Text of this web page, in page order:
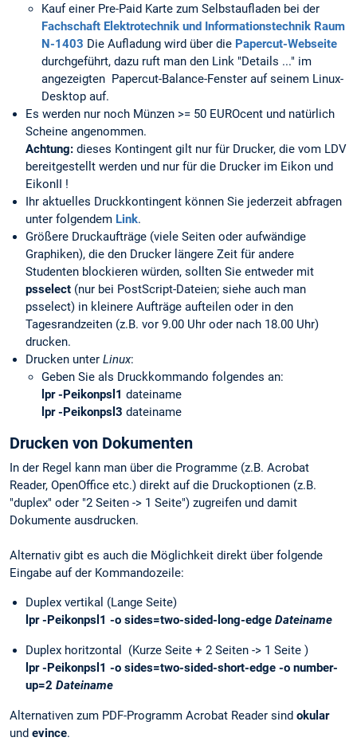
Kauf einer Pre-Paid Karte zum Selbstaufladen bei der
Fachschaft Elektrotechnik und Informationstechnik Raum
N-1403 Die Aufladung wird über die Papercut-Webseite
durchgeführt, dazu ruft man den Link "Details ..." im
angezeigten Papercut-Balance-Fenster auf seinem Linux-
Desktop auf.
Es werden nur noch Münzen >= 50 EUROcent und natürlich
Scheine angenommen.
Achtung: dieses Kontingent gilt nur für Drucker, die vom LDV
bereitgestellt werden und nur für die Drucker im Eikon und
EikonII !
Ihr aktuelles Druckkontingent können Sie jederzeit abfragen
unter folgendem Link.
Größere Druckaufträge (viele Seiten oder aufwändige
Graphiken), die den Drucker längere Zeit für andere
Studenten blockieren würden, sollten Sie entweder mit
psselect (nur bei PostScript-Dateien; siehe auch man
psselect) in kleinere Aufträge aufteilen oder in den
Tagesrandzeiten (z.B. vor 9.00 Uhr oder nach 18.00 Uhr)
drucken.
Drucken unter Linux:
Geben Sie als Druckkommando folgendes an:
lpr -Peikonpsl1 dateiname
lpr -Peikonpsl3 dateiname
Drucken von Dokumenten
In der Regel kann man über die Programme (z.B. Acrobat
Reader, OpenOffice etc.) direkt auf die Druckoptionen (z.B.
"duplex" oder "2 Seiten -> 1 Seite") zugreifen und damit
Dokumente ausdrucken.
Alternativ gibt es auch die Möglichkeit direkt über folgende
Eingabe auf der Kommandozeile:
Duplex vertikal (Lange Seite)
lpr -Peikonpsl1 -o sides=two-sided-long-edge Dateiname
Duplex horitzontal (Kurze Seite + 2 Seiten -> 1 Seite )
lpr -Peikonpsl1 -o sides=two-sided-short-edge -o number-
up=2 Dateiname
Alternativen zum PDF-Programm Acrobat Reader sind okular
und evince.